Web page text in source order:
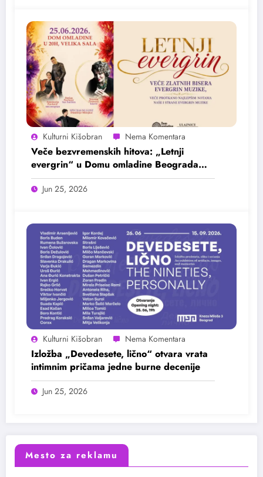
Kulturni Kišobran
Veče bezvremenskih hitova: „Letnji
evergrin“ u Domu omladine Beograda
25. juna
Jun 25, 2026
Kulturni Kišobran
Izložba „Devedesete, lično“ otvara vrata
intimnim pričama jedne burne decenije
Jun 25, 2026
Mesto za reklamu